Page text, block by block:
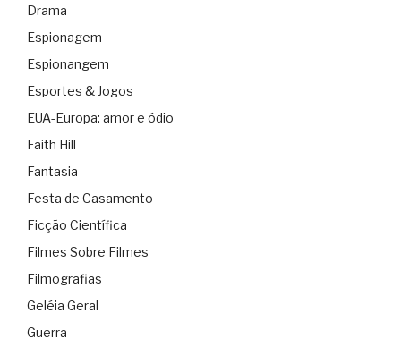
Drama
Espionagem
Espionangem
Esportes & Jogos
EUA-Europa: amor e ódio
Faith Hill
Fantasia
Festa de Casamento
Ficção Científica
Filmes Sobre Filmes
Filmografias
Geléia Geral
Guerra